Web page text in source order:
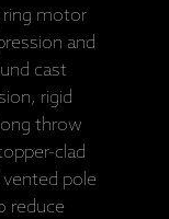
ring motor
and
cast
rigid
throw
clad
pole
reduce